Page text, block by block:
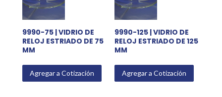
9990-75 | VIDRIO DE
RELOJ ESTRIADO DE 75
MM
Agregar a Cotización
9990-125 | VIDRIO DE
RELOJ ESTRIADO DE 125
MM
Agregar a Cotización